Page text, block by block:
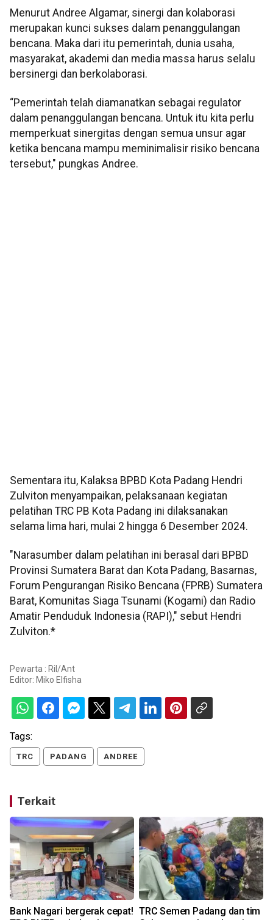
Menurut Andree Algamar, sinergi dan kolaborasi
merupakan kunci sukses dalam penanggulangan
bencana. Maka dari itu pemerintah, dunia usaha,
masyarakat, akademi dan media massa harus selalu
bersinergi dan berkolaborasi.
“Pemerintah telah diamanatkan sebagai regulator
dalam penanggulangan bencana. Untuk itu kita perlu
memperkuat sinergitas dengan semua unsur agar
ketika bencana mampu meminimalisir risiko bencana
tersebut," pungkas Andree.
Sementara itu, Kalaksa BPBD Kota Padang Hendri
Zulviton menyampaikan, pelaksanaan kegiatan
pelatihan TRC PB Kota Padang ini dilaksanakan
selama lima hari, mulai 2 hingga 6 Desember 2024.
"Narasumber dalam pelatihan ini berasal dari BPBD
Provinsi Sumatera Barat dan Kota Padang, Basarnas,
Forum Pengurangan Risiko Bencana (FPRB) Sumatera
Barat, Komunitas Siaga Tsunami (Kogami) dan Radio
Amatir Penduduk Indonesia (RAPI)," sebut Hendri
Zulviton.*
Pewarta : Ril/Ant
Editor: Miko Elfisha
Tags:
TRC PADANG ANDREE
Terkait
Bank Nagari bergerak cepat! TRC Semen Padang dan tim